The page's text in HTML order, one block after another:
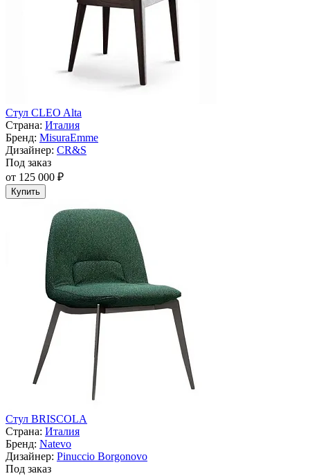
Стул CLEO Alta
Страна: Италия
Бренд: MisuraEmme
Дизайнер: CR&S
Под заказ
от 125 000 ₽
Купить
Стул BRISCOLA
Страна: Италия
Бренд: Natevo
Дизайнер: Pinuccio Borgonovo
Под заказ